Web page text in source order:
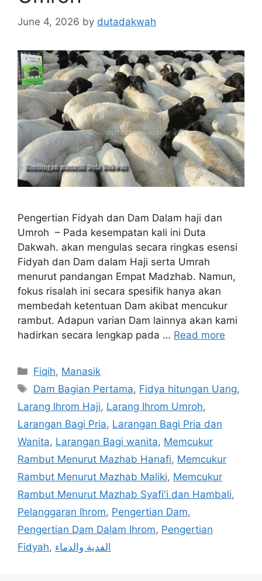
June 4, 2026 by dutadakwah
Pengertian Fidyah dan Dam Dalam haji dan
Umroh – Pada kesempatan kali ini Duta
Dakwah. akan mengulas secara ringkas esensi
Fidyah dan Dam dalam Haji serta Umrah
menurut pandangan Empat Madzhab. Namun,
fokus risalah ini secara spesifik hanya akan
membedah ketentuan Dam akibat mencukur
rambut. Adapun varian Dam lainnya akan kami
hadirkan secara lengkap pada … Read more
Categories
Fiqih, Manasik
Tags
Dam Bagian Pertama, Fidya hitungan Uang,
Larang Ihrom Haji, Larang Ihrom Umroh,
Larangan Bagi Pria, Larangan Bagi Pria dan
Wanita, Larangan Bagi wanita, Memcukur
Rambut Menurut Mazhab Hanafi, Memcukur
Rambut Menurut Mazhab Maliki, Memcukur
Rambut Menurut Mazhab Syafi'i dan Hambali,
Pelanggaran Ihrom, Pengertian Dam,
Pengertian Dam Dalam Ihrom, Pengertian
Fidyah, الفدية والدماء